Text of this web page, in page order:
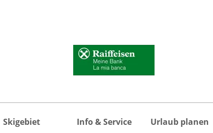
Skigebiet Info & Service Urlaub planen